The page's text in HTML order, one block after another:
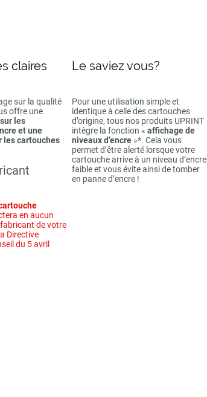
claires
sur la qualité
offre une
les
et une
les cartouches
en aucun
de votre
Directive
du 5 avril
Le saviez vous?
Pour une utilisation simple et
identique à celle des cartouches
d’origine, tous nos produits UPRINT
intègre la fonction « affichage de
niveaux d’encre »*. Cela vous
permet d’être alerté lorsque votre
cartouche arrive à un niveau d’encre
faible et vous évite ainsi de tomber
en panne d’encre !